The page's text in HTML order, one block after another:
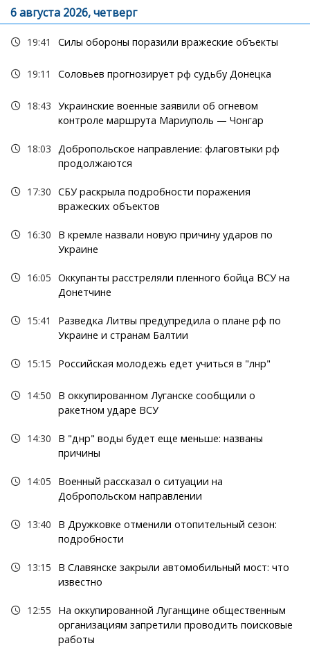
6 августа 2026, четверг
19:41 Силы обороны поразили вражеские объекты
19:11 Соловьев прогнозирует рф судьбу Донецка
18:43 Украинские военные заявили об огневом
контроле маршрута Мариуполь — Чонгар
18:03 Добропольское направление: флаговтыки рф
продолжаются
17:30 СБУ раскрыла подробности поражения
вражеских объектов
16:30
В кремле назвали новую причину ударов по
Украине
16:05 Оккупанты расстреляли пленного бойца ВСУ на
Донетчине
15:41
Разведка Литвы предупредила о плане рф по
Украине и странам Балтии
15:15 Российская молодежь едет учиться в "лнр"
14:50
В оккупированном Луганске сообщили о
ракетном ударе ВСУ
14:30
В "днр" воды будет еще меньше: названы
причины
14:05
Военный рассказал о ситуации на
Добропольском направлении
13:40
В Дружковке отменили отопительный сезон:
подробности
13:15
В Славянске закрыли автомобильный мост: что
известно
12:55
На оккупированной Луганщине общественным
организациям запретили проводить поисковые
работы